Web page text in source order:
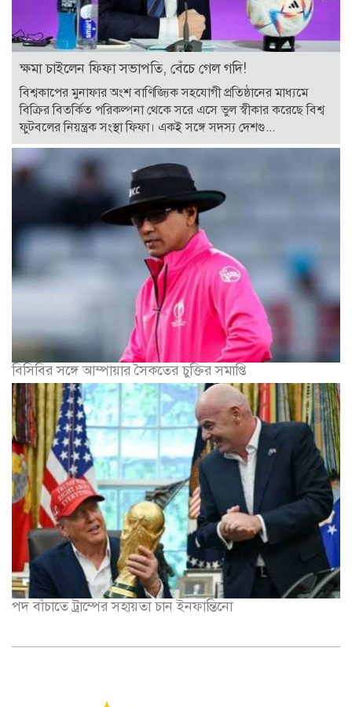
ক্ষমা চাইলেন ফিফা সভাপতি, বেঁচে গেল গদি!
বিশ্বকাপের মুনাফার অংশ বাণিজ্যিক সহযোগী প্রতিষ্ঠানের মাধ্যমে
বিক্রির বিতর্কিত পরিকল্পনা থেকে সরে এসে ভুল স্বীকার করেছে বিশ্ব
ফুটবলের নিয়ন্ত্রক সংস্থা ফিফা। একই সঙ্গে সদস্য দেশগু...
বিসিবির সঙ্গে আম্পায়ার সৈকতের চুক্তির সমাপ্তি
পদ বাঁচাতে ট্রাম্পের সহায়তা চান ইনফান্তিনো